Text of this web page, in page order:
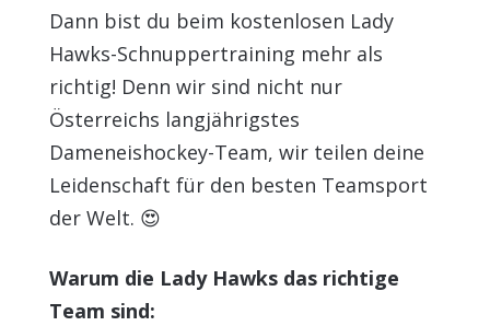
Dann bist du beim kostenlosen Lady
Hawks-Schnuppertraining mehr als
richtig! Denn wir sind nicht nur
Österreichs langjährigstes
Dameneishockey-Team, wir teilen deine
Leidenschaft für den besten Teamsport
der Welt. 😍
Warum die Lady Hawks das richtige
Team sind: